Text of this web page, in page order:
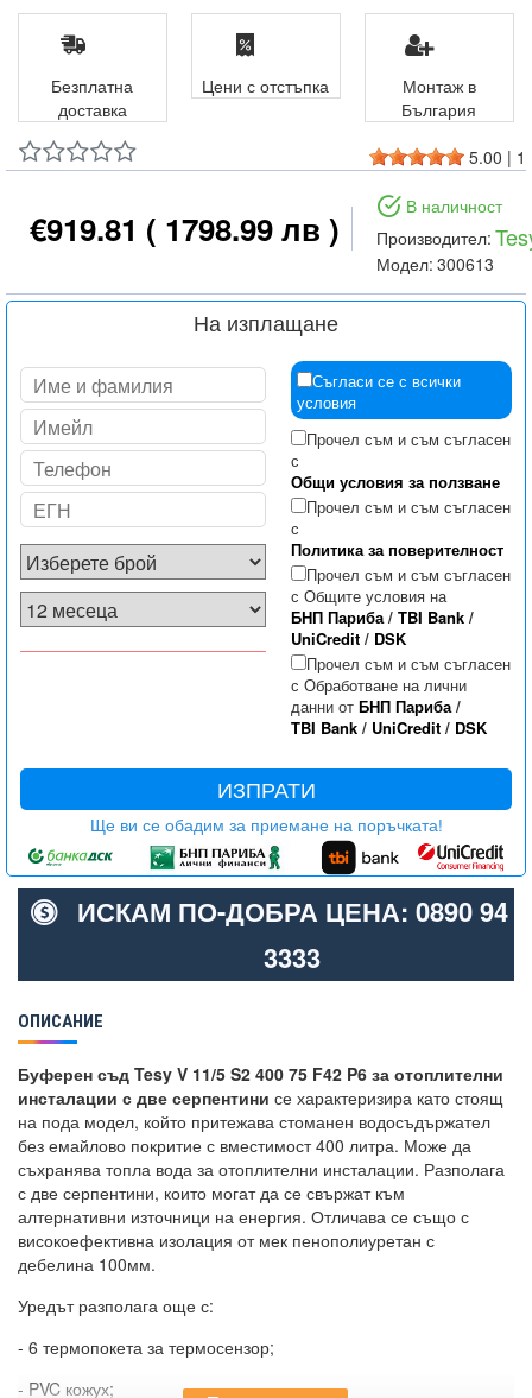
5.00 | 1
€919.81 ( 1798.99 лв )
В наличност
Производител:
Модел: 300613
На изплащане
Съгласи се с всички
условия
Прочел съм и съм съгласен
с
Общи условия за ползване
Прочел съм и съм съгласен
с
Политика за поверителност
Прочел съм и съм съгласен
с Общите условия на
БНП Париба/ TBI Bank/
UniCredit/ DSK
Прочел съм и съм съгласен
с Обработване на лични
данни от БНП Париба/
TBI Bank/ UniCredit/ DSK
ИЗПРАТИ
Ще ви се обадим за приемане на поръчката!
Безплатна
доставка
Цени с отстъпка
Монтаж в
България
ИСКАМ ПО-ДОБРА ЦЕНА: 0890 94
3333
ОПИСАНИЕ
Буферен съд Tesy V 11/5 S2 400 75 F42 P6 за отоплителни
инсталации с две серпентини се характеризира като стоящ
на пода модел, който притежава стоманен водосъдържател
без емайлово покритие с вместимост 400 литра. Може да
съхранява топла вода за отоплителни инсталации. Разполага
с две серпентини, които могат да се свържат към
алтернативни източници на енергия. Отличава се също с
високоефективна изолация от мек пенополиуретан с
дебелина 100мм.
Уредът разполага още с:
- 6 термопокета за термосензор;
- PVC кожух;